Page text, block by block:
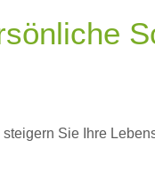
Sie Ihre